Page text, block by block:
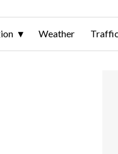
Weather Traffic